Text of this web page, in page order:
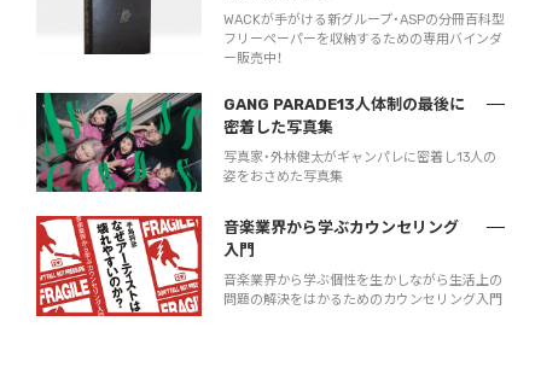
WACKが手がける新グループ・ASPの分冊百科型
フリーペーパーを収納するための専用バインダ
ー販売中！
GANG PARADE13人体制の最後に
密着した写真集
写真家・外林健太がギャンパレに密着し13人の
姿をおさめた写真集
音楽業界から学ぶカウンセリング
入門
音楽業界から学ぶ個性を生かしながら生活上の
問題の解決をはかるためのカウンセリング入門